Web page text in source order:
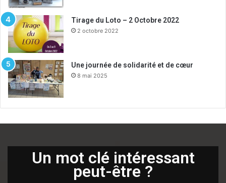
Tirage du Loto – 2 Octobre 2022
2 octobre 2022
Une journée de solidarité et de cœur
8 mai 2025
Un mot clé intéressant
peut-être ?